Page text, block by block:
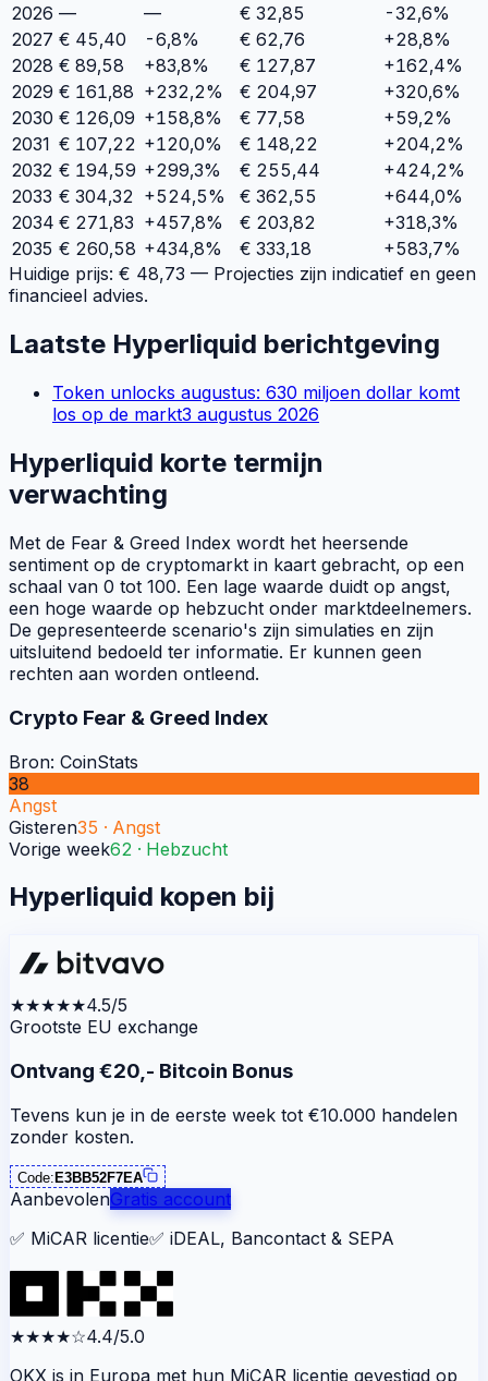
2026 — — € 32,85 -32,6%
2027 € 45,40 -6,8% € 62,76 +28,8%
2028 € 89,58 +83,8% € 127,87 +162,4%
2029 € 161,88 +232,2% € 204,97 +320,6%
2030 € 126,09 +158,8% € 77,58 +59,2%
2031 € 107,22 +120,0% € 148,22 +204,2%
2032 € 194,59 +299,3% € 255,44 +424,2%
2033 € 304,32 +524,5% € 362,55 +644,0%
2034 € 271,83 +457,8% € 203,82 +318,3%
2035 € 260,58 +434,8% € 333,18 +583,7%
Huidige prijs: € 48,73 — Projecties zijn indicatief en geen
financieel advies.
Laatste Hyperliquid berichtgeving
Token unlocks augustus: 630 miljoen dollar komt
los op de markt3 augustus 2026
Hyperliquid korte termijn
verwachting
Met de Fear & Greed Index wordt het heersende
sentiment op de cryptomarkt in kaart gebracht, op een
schaal van 0 tot 100. Een lage waarde duidt op angst,
een hoge waarde op hebzucht onder marktdeelnemers.
De gepresenteerde scenario's zijn simulaties en zijn
uitsluitend bedoeld ter informatie. Er kunnen geen
rechten aan worden ontleend.
Crypto Fear & Greed Index
Bron: CoinStats
38
Angst
Gisteren35 · Angst
Vorige week62 · Hebzucht
Hyperliquid kopen bij
★★★★★4.5/5
Grootste EU exchange
Ontvang €20,- Bitcoin Bonus
Tevens kun je in de eerste week tot €10.000 handelen
zonder kosten.
Code: E3BB52F7EA
AanbevolenGratis account
✅ MiCAR licentie✅ iDEAL, Bancontact & SEPA
★★★★☆4.4/5.0
OKX is in Europa met hun MiCAR licentie gevestigd op